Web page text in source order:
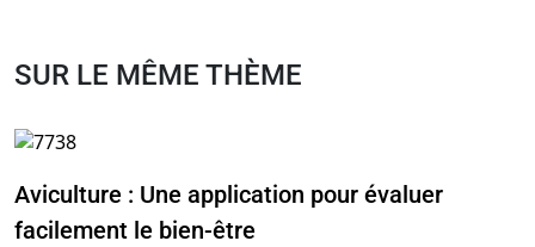
SUR LE MÊME THÈME
Aviculture : Une application pour évaluer
facilement le bien-être